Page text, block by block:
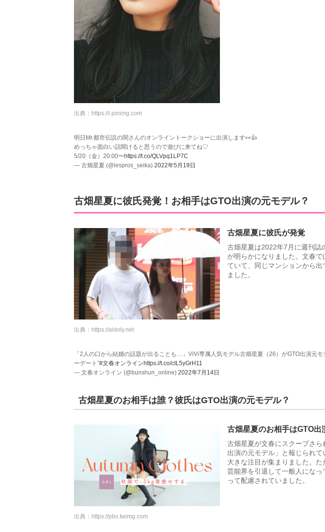
出典： https://i.pinimg.com
明日Mr.都市伝説の関さんのオンライントークショーに出演します👀👍
めっちゃ面白い話聞けると思うので遊びに来てね♡
5/20（金）20:00〜 https://t.co/QLVpq1LP7C
— 古畑星夏 (@lespros_seika) 2022年5月19日
古畑星夏に彼氏発覚！お相手はGTO出演の元モデル？
古畑星夏に彼氏が発覚
古畑星夏は2022年7月に週刊誌
が明らかになりました。文春
ていて、同じマンションから
ました。
出典： https://aidoly.net
「2人の口から結婚の話題が出ることも…」ViVi専属人気モデル古畑星夏（26）がGTO出演元
ーデート”#文春オンラインhttps://t.co/cIL5yGrH11
— 文春オンライン (@bunshun_online) 2022年7月14日
古畑星夏のお相手は誰？彼氏はGTO出演の元モデル？
古畑星夏のお相手はGTO出
古畑星夏が文春にスクープさ
出演の元モデル」と報じられ
大きな注目が集まりました。
芸能界を引退して一般人になっ
って配慮されていました。
出典： https://pbs.twimg.com